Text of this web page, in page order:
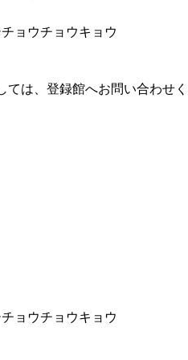
ョウチョウキョウ
ては、登録館へお問い合わせ
ョウチョウキョウ